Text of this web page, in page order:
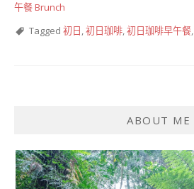
午餐 Brunch
Tagged 初日 ,初日珈啡,初日珈啡早午餐,
ABOUT ME